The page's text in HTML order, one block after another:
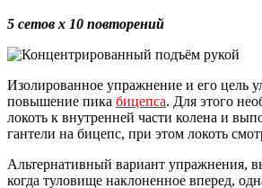
5 сетов х 10 повторений
Изолированное упражнение и его цель
повышение пика бицепса. Для этого
локоть к внутренней части колена и
гантели на бицепс, при этом локоть
Альтернативный вариант упражнения,
когда туловище наклоненное вперед,